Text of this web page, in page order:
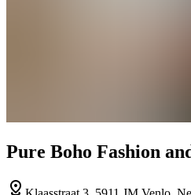
Pure Boho Fashion